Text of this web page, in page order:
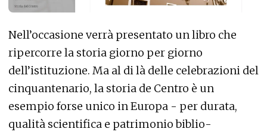
Nell’occasione verrà presentato un libro che
ripercorre la storia giorno per giorno
dell’istituzione. Ma al di là delle celebrazioni del
cinquantenario, la storia de Centro è un
esempio forse unico in Europa - per durata,
qualità scientifica e patrimonio biblio-